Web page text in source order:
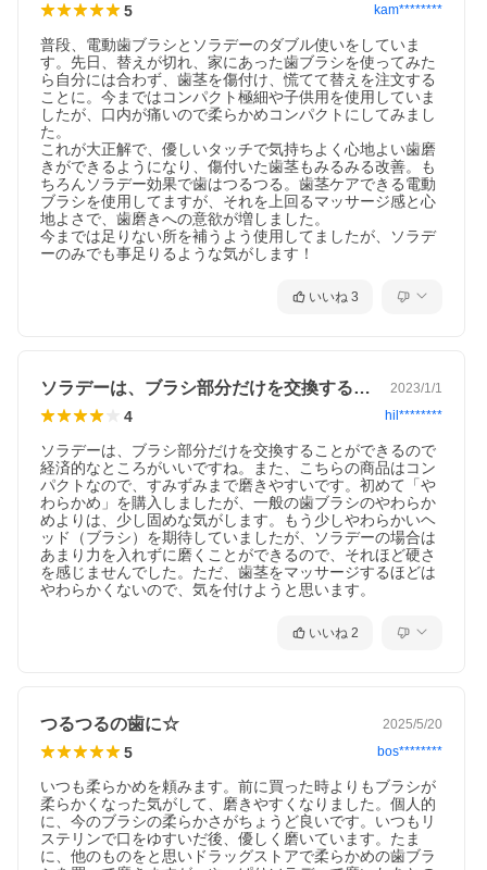
5 kam********
普段、電動歯ブラシとソラデーのダブル使いをしていま
す。先日、替えが切れ、家にあった歯ブラシを使ってみた
ら自分には合わず、歯茎を傷付け、慌てて替えを注文する
ことに。今まではコンパクト極細や子供用を使用していま
したが、口内が痛いので柔らかめコンパクトにしてみまし
た。
これが大正解で、優しいタッチで気持ちよく心地よい歯磨
きができるようになり、傷付いた歯茎もみるみる改善。も
ちろんソラデー効果で歯はつるつる。歯茎ケアできる電動
ブラシを使用してますが、それを上回るマッサージ感と心
地よさで、歯磨きへの意欲が増しました。
今までは足りない所を補うよう使用してましたが、ソラデ
ーのみでも事足りるような気がします！
いいね 3
ソラデーは、ブラシ部分だけを交換するこ… 2023/1/1
4 hil********
ソラデーは、ブラシ部分だけを交換することができるので
経済的なところがいいですね。また、こちらの商品はコン
パクトなので、すみずみまで磨きやすいです。初めて「や
わらかめ」を購入しましたが、一般の歯ブラシのやわらか
めよりは、少し固めな気がします。もう少しやわらかいヘ
ッド（ブラシ）を期待していましたが、ソラデーの場合は
あまり力を入れずに磨くことができるので、それほど硬さ
を感じませんでした。ただ、歯茎をマッサージするほどは
やわらかくないので、気を付けようと思います。
いいね 2
つるつるの歯に☆ 2025/5/20
5 bos********
いつも柔らかめを頼みます。前に買った時よりもブラシが
柔らかくなった気がして、磨きやすくなりました。個人的
に、今のブラシの柔らかさがちょうど良いです。いつもリ
ステリンで口をゆすいだ後、優しく磨いています。たま
に、他のものをと思いドラッグストアで柔らかめの歯ブラ